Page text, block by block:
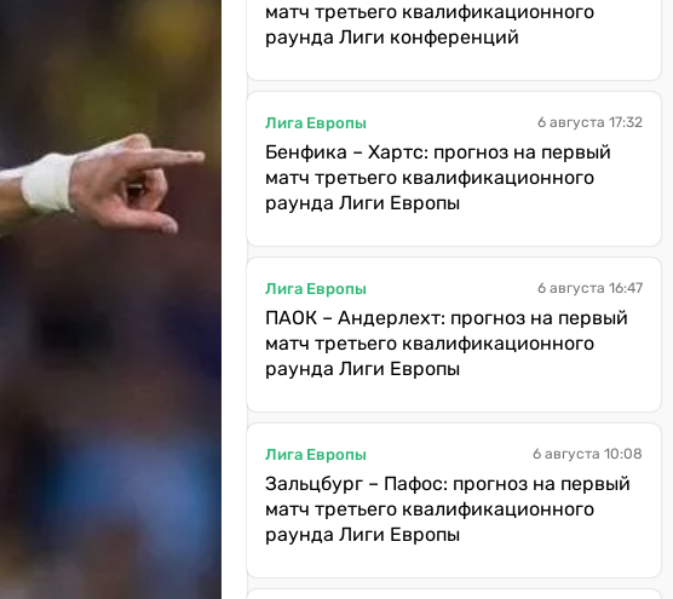
матч третьего квалификационного
раунда Лиги конференций
Лига Европы 6 августа 17:32
Бенфика – Хартс: прогноз на первый
матч третьего квалификационного
раунда Лиги Европы
Лига Европы 6 августа 16:47
ПАОК – Андерлехт: прогноз на первый
матч третьего квалификационного
раунда Лиги Европы
Лига Европы 6 августа 10:08
Зальцбург – Пафос: прогноз на первый
матч третьего квалификационного
раунда Лиги Европы